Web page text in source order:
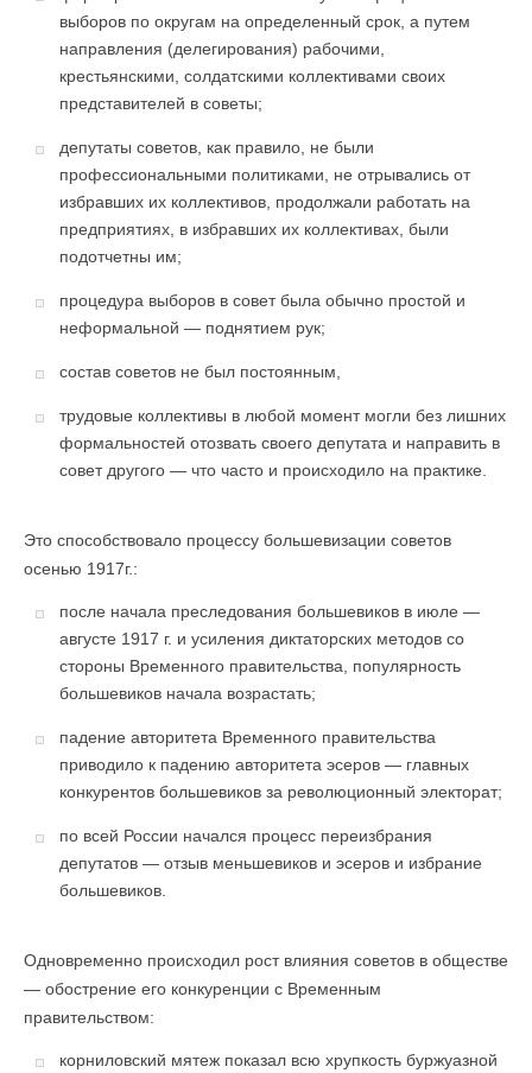
выборов по округам на определенный срок, а путем
направления (делегирования) рабочими,
крестьянскими, солдатскими коллективами своих
представителей в советы;
депутаты советов, как правило, не были
профессиональными политиками, не отрывались от
избравших их коллективов, продолжали работать на
предприятиях, в избравших их коллективах, были
подотчетны им;
процедура выборов в совет была обычно простой и
неформальной — поднятием рук;
состав советов не был постоянным,
трудовые коллективы в любой момент могли без лишних
формальностей отозвать своего депутата и направить в
совет другого — что часто и происходило на практике.
Это способствовало процессу большевизации советов
осенью 1917г.:
после начала преследования большевиков в июле —
августе 1917 г. и усиления диктаторских методов со
стороны Временного правительства, популярность
большевиков начала возрастать;
падение авторитета Временного правительства
приводило к падению авторитета эсеров — главных
конкурентов большевиков за революционный электорат;
по всей России начался процесс переизбрания
депутатов — отзыв меньшевиков и эсеров и избрание
большевиков.
Одновременно происходил рост влияния советов в обществе
— обострение его конкуренции с Временным
правительством:
корниловский мятеж показал всю хрупкость буржуазной